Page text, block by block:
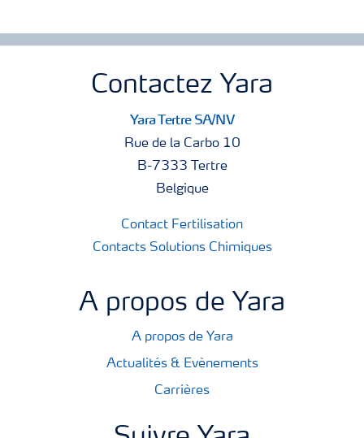
Contactez Yara
Yara Tertre SA/NV
Rue de la Carbo 10
B-7333 Tertre
Belgique
Contact Fertilisation
Contacts Solutions Chimiques
A propos de Yara
A propos de Yara
Actualités & Evènements
Carrières